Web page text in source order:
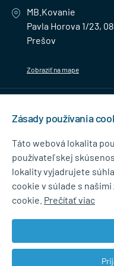
MB.Kovanie
Pavla Horova 1/23,
Prešov
Zobraziť na mape
NEWSLETTER
Súhlasím so spracovaním
Zásady ochrany osobných
Zásady používania
Táto webová lokalita
používateľskej
lokality vyjadrujete
cookie v súlade s
cookie. Prečítať viac